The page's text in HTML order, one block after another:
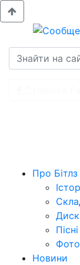
Про Бітлз
Пісні
Новини